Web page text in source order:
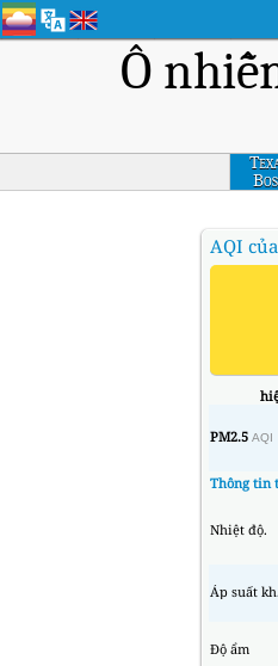
Ô
AQI của
PM2.5 AQI
Thông tin
Nhiệt độ.
Độ ẩm